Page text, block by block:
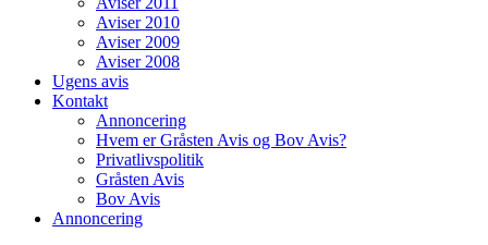
Aviser 2010
Aviser 2009
Aviser 2008
Ugens avis
Kontakt
Annoncering
Hvem er Gråsten Avis og Bov Avis?
Privatlivspolitik
Gråsten Avis
Bov Avis
Annoncering